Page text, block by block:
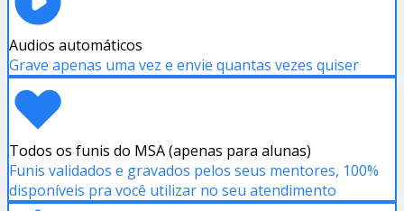
Audios automáticos
Grave apenas uma vez e envie quantas vezes quiser
Todos os funis do MSA (apenas para alunas)
Funis validados e gravados pelos seus mentores, 100%
disponíveis pra você utilizar no seu atendimento